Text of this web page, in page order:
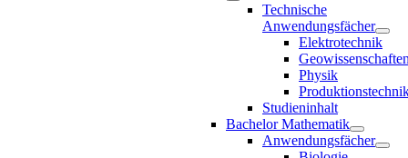
Technische
Anwendungsfächer
Elektrotechnik
Physik
Studieninhalt
Bachelor Mathematik
Anwendungsfächer